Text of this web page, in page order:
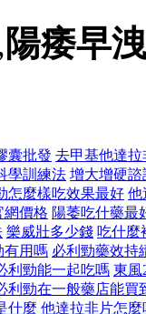
陽痿早洩
囊批發 去甲基他達拉
學訓練法 增大增硬諮
怎麼樣吃效果最好 他
網價格 陽萎吃什藥最
樂威壯多少錢 吃什麼
有用嗎 必利勁藥效持
利勁能一起吃嗎 東風
利勁在一般藥店能買
什麼 他達拉非片怎麼